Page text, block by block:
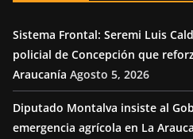
Sistema Frontal: Seremi Luis
policial de Concepción que
Araucanía Agosto 5, 2026
Diputado Montalva insiste al
emergencia agrícola en La